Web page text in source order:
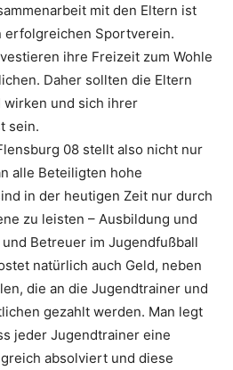
mit den Eltern ist
erfolgreichen Sportverein.
ihre Freizeit zum Wohle
Daher sollten die Eltern
und sich ihrer
sein.
08 stellt also nicht nur
alle Beteiligten hohe
in der heutigen Zeit nur durch
zu leisten – Ausbildung und
Betreuer im Jugendfußball
natürlich auch Geld, neben
die an die Jugendtrainer und
gezahlt werden. Man legt
jeder Jugendtrainer eine
absolviert und diese